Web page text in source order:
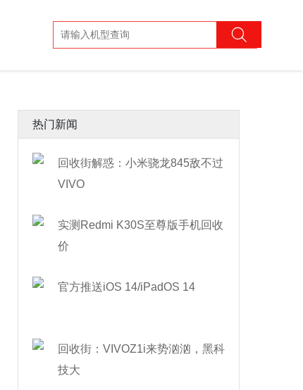
热门新闻
回收街解惑：小米骁龙845敌不过
VIVO
实测Redmi K30S至尊版手机回收
价
官方推送iOS 14/iPadOS 14
回收街：VIVOZ1i来势汹汹，黑科
技大